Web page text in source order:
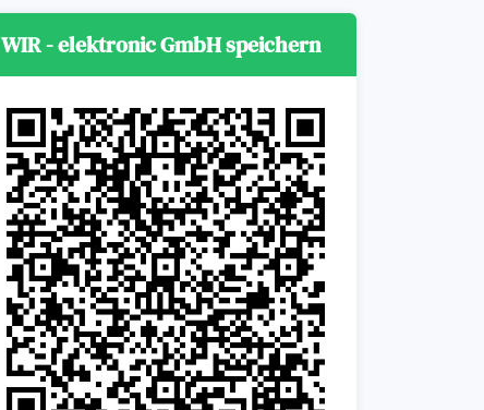
WIR - elektronic GmbH speichern